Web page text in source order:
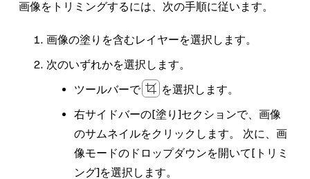
画像をトリミングするには、次の手順に従います。
画像の塗りを含むレイヤーを選択します。
次のいずれかを選択します。
ツールバーで
を選択します。
右サイドバーの[塗り]セクションで、画像
のサムネイルをクリックします。 次に、画
像モードのドロップダウンを開いて[トリミ
ング]を選択します。